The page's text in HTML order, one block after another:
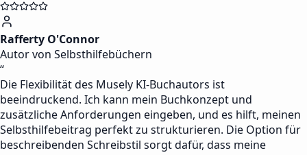
Rafferty O'Connor
Autor von Selbsthilfebüchern
“
Die Flexibilität des Musely KI-Buchautors ist
beeindruckend. Ich kann mein Buchkonzept und
zusätzliche Anforderungen eingeben, und es hilft, meinen
Selbsthilfebeitrag perfekt zu strukturieren. Die Option für
beschreibenden Schreibstil sorgt dafür, dass meine